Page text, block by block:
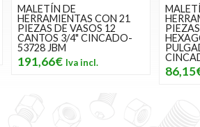
MALETÍN DE
HERRAMIENTAS CON 21
PIEZAS DE VASOS 12
CANTOS 3/4" CINCADO-
53728 JBM
191,66€